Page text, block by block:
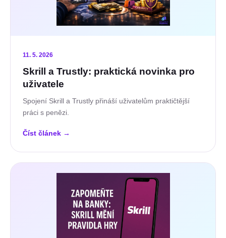
11. 5. 2026
Skrill a Trustly: praktická novinka pro
uživatele
Spojení Skrill a Trustly přináší uživatelům praktičtější
práci s penězi.
Číst článek →